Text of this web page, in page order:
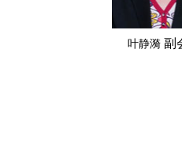
叶静漪副